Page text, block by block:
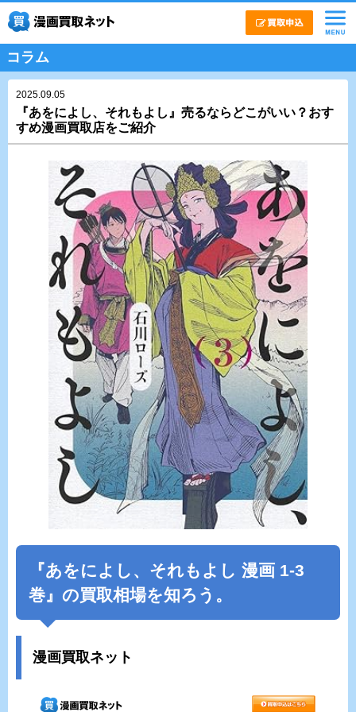
コラム
2025.09.05
『あをによし、それもよし』売るならどこがいい？おす
すめ漫画買取店をご紹介
『あをによし、それもよし 漫画 1-3
巻』の買取相場を知ろう。
漫画買取ネット